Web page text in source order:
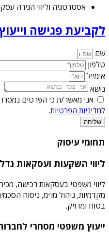
אסטרטגיה וליווי הגירה
לקביעת פגישה
שם
טלפון
אימייל
נושא
אני מאשר/ת כי הפרטים נמסרו
למדיניות הפרטיות.
שליחה
תחומי עיסוק
ליווי השקעות ועסקאות
ליווי משפטי בעסקאות רכישה,
מקדמיות, ניהול מו״מ, ניסוח
בטוח ומדויק.
ייעוץ משפטי מסחרי